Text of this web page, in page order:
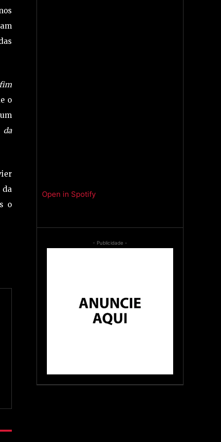
o
da
o
Open in Spotify
- Publicidade -